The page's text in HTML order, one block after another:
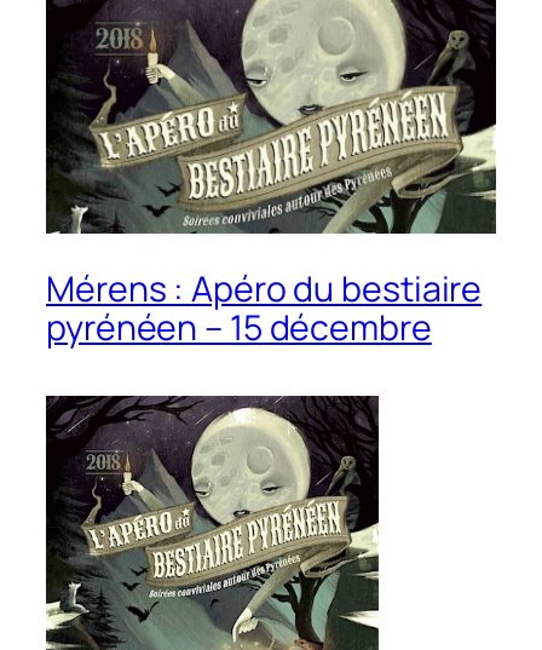
Mérens : Apéro du bestiaire
pyrénéen – 15 décembre